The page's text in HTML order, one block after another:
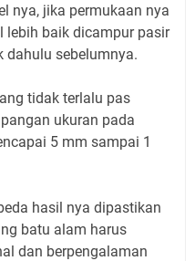
nya, jika permukaan nya
lebih baik dicampur pasir
dahulu sebelumnya.
tidak terlalu pas
ukuran pada
5 mm sampai 1
hasil nya dipastikan
batu alam harus
dan berpengalaman